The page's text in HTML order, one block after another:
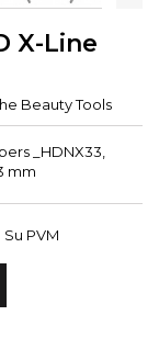
X-Line
Beauty Tools
_HDNX33,
mm
Su PVM